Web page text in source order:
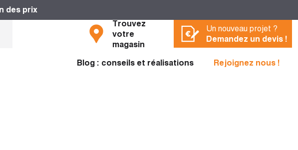
des prix
Trouvez
votre
magasin
Un nouveau projet ?
Demandez un devis !
Blog : conseils et réalisations Rejoignez nous !